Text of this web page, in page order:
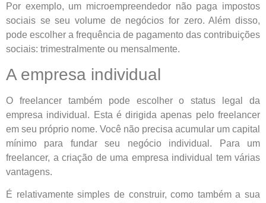
Por exemplo, um microempreendedor não paga impostos
sociais se seu volume de negócios for zero. Além disso,
pode escolher a frequência de pagamento das contribuições
sociais: trimestralmente ou mensalmente.
A empresa individual
O freelancer também pode escolher o status legal da
empresa individual. Esta é dirigida apenas pelo freelancer
em seu próprio nome. Você não precisa acumular um capital
mínimo para fundar seu negócio individual. Para um
freelancer, a criação de uma empresa individual tem várias
vantagens.
É relativamente simples de construir, como também a sua